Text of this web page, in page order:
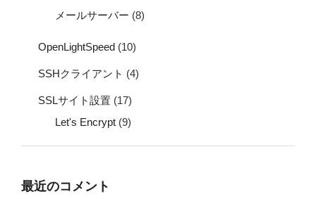
メールサーバー (8)
OpenLightSpeed (10)
SSHクライアント (4)
SSLサイト設置 (17)
Let's Encrypt (9)
最近のコメント